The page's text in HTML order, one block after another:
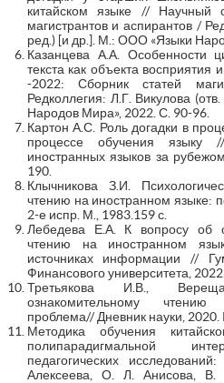
китайском языке // Научный
магистрантов и аспирантов /
ред.) [и др.]. М.: ООО «Языки
Казанцева А.А. Особенности
текста как объекта
-2022: Сборник статей
Редколлегия: Л.Г. Викулова
Народов Мира», 2022. С. 90-96.
Картон А.С. Роль догадки в
процессе обучения языку
иностранных языков за
190.
Клычникова З.И.
чтению на иностранном языке:
2-е испр. М., 1983.159 с.
Лебедева Е.А. К вопросу об
чтению на иностранном
источниках информации //
Финансового университета,
Третьякова И.В.,
ознакомительному чтению
проблема// Дневник науки,
Методика обучения
полипарадигмальной
педагогических
Алексеева, О. Л. Анисова,